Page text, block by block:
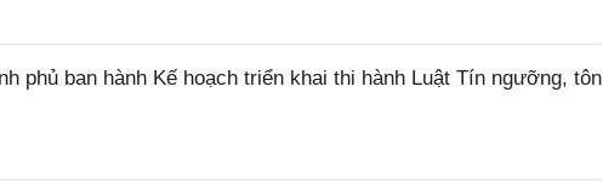
phủ ban hành Kế hoạch triển khai thi hành Luật Tín ngưỡng, tôn